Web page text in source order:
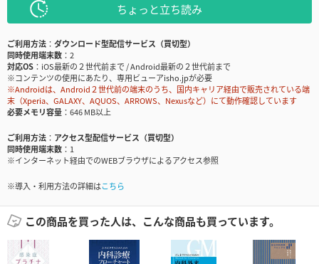
ちょっと立ち読み
ご利用方法
ダウンロード型配信サービス（買切型）
同時使用端末数
2
対応OS
iOS最新の２世代前まで / Android最新の２世代前まで
※コンテンツの使用にあたり、専用ビューアisho.jpが必要
※Androidは、Android２世代前の端末のうち、国内キャリア経由で販売されている端
末（Xperia、GALAXY、AQUOS、ARROWS、Nexusなど）にて動作確認しています
必要メモリ容量
646 MB以上
ご利用方法
アクセス型配信サービス（買切型）
同時使用端末数
1
※インターネット経由でのWEBブラウザによるアクセス参照
※導入・利用方法の詳細はこちら
この商品を買った人は、こんな商品も買っています。